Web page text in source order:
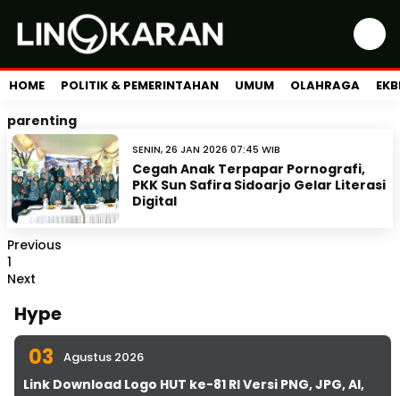
HOME POLITIK & PEMERINTAHAN UMUM OLAHRAGA
parenting
SENIN, 26 JAN 2026 07:45 WIB
Cegah Anak Terpapar Pornografi,
PKK Sun Safira Sidoarjo Gelar Literasi
Digital
Previous
1
Next
Hype
03 Agustus 2026
Link Download Logo HUT ke-81 RI Versi PNG, JPG, AI,